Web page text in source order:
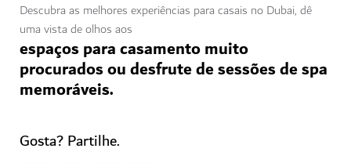
Descubra as melhores experiências para casais no Dubai, dê
uma vista de olhos aos
espaços para casamento muito
procurados ou desfrute de sessões de spa
memoráveis.
Gosta? Partilhe.